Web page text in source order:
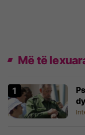
Më të